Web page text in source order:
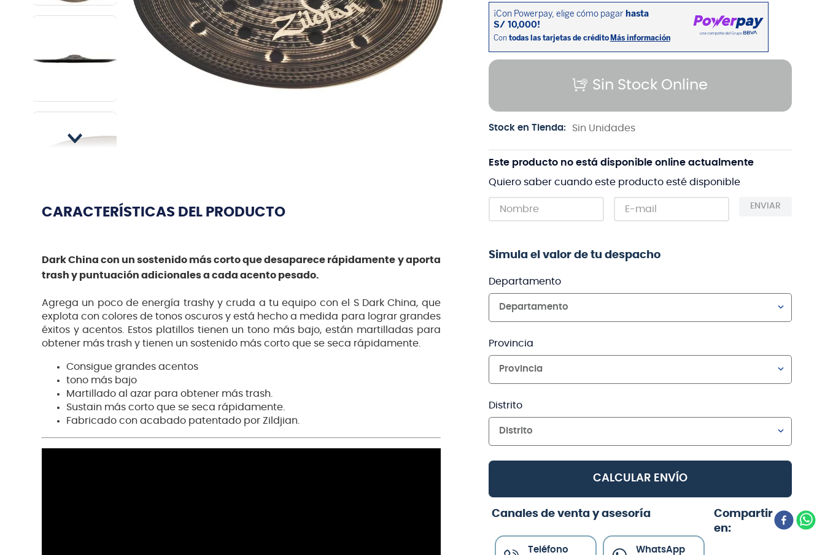
CARACTERÍSTICAS DEL PRODUCTO
Dark China con un sostenido más corto que desaparece rápidamente y aporta
trash y puntuación adicionales a cada acento pesado.
Agrega un poco de energía trashy y cruda a tu equipo con el S Dark China, que
explota con colores de tonos oscuros y está hecho a medida para lograr grandes
éxitos y acentos. Estos platillos tienen un tono más bajo, están martilladas para
obtener más trash y tienen un sostenido más corto que se seca rápidamente.
Consigue grandes acentos
tono más bajo
Martillado al azar para obtener más trash.
Sustain más corto que se seca rápidamente.
Fabricado con acabado patentado por Zildjian.
Sin Stock Online
Stock en Tienda: Sin Unidades
Este producto no está disponible online actualmente
Quiero saber cuando este producto esté disponible
ENVIAR
Simula el valor de tu despacho
Departamento
Departamento
Provincia
Provincia
Distrito
Distrito
CALCULAR ENVÍO
Canales de venta y asesoría
Teléfono WhatsApp